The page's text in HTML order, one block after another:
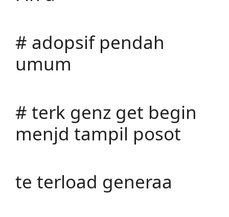
# adopsif pendah
umum
# terk genz get begin
menjd tampil posot
te terload generaa